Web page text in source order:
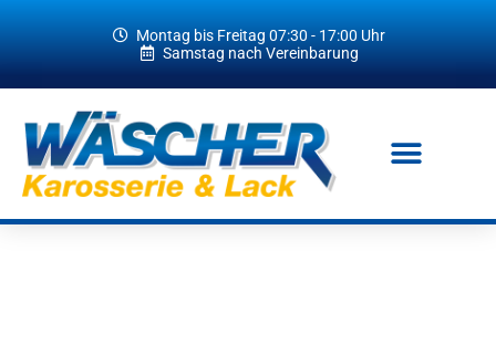
Montag bis Freitag 07:30 - 17:00 Uhr
Samstag nach Vereinbarung